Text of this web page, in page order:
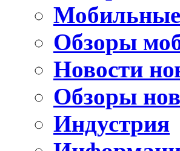
Обзоры
Новости
Обзоры
Индустрия